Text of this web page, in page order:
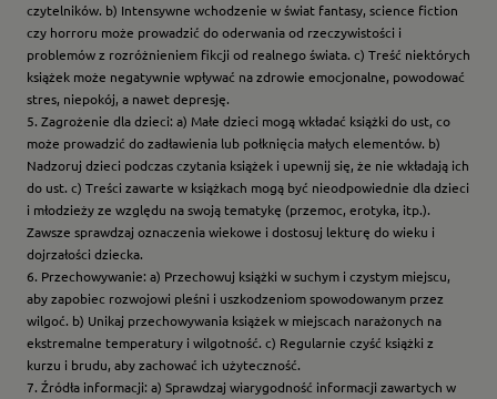
czytelników. b) Intensywne wchodzenie w świat fantasy, science fiction
czy horroru może prowadzić do oderwania od rzeczywistości i
problemów z rozróżnieniem fikcji od realnego świata. c) Treść niektórych
książek może negatywnie wpływać na zdrowie emocjonalne, powodować
stres, niepokój, a nawet depresję.
5. Zagrożenie dla dzieci: a) Małe dzieci mogą wkładać książki do ust, co
może prowadzić do zadławienia lub połknięcia małych elementów. b)
Nadzoruj dzieci podczas czytania książek i upewnij się, że nie wkładają ich
do ust. c) Treści zawarte w książkach mogą być nieodpowiednie dla dzieci
i młodzieży ze względu na swoją tematykę (przemoc, erotyka, itp.).
Zawsze sprawdzaj oznaczenia wiekowe i dostosuj lekturę do wieku i
dojrzałości dziecka.
6. Przechowywanie: a) Przechowuj książki w suchym i czystym miejscu,
aby zapobiec rozwojowi pleśni i uszkodzeniom spowodowanym przez
wilgoć. b) Unikaj przechowywania książek w miejscach narażonych na
ekstremalne temperatury i wilgotność. c) Regularnie czyść książki z
kurzu i brudu, aby zachować ich użyteczność.
7. Źródła informacji: a) Sprawdzaj wiarygodność informacji zawartych w